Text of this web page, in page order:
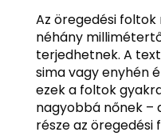
Az öregedési
néhány
terjedhetnek. A
sima vagy enyhén
ezek a foltok
nagyobbá nőnek –
része az öregedési